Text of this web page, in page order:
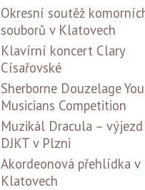
Okresní soutěž
souborů v Klatovech
Klavírní koncert Clary
Císařovské
Sherborne Douzelage
Musicians Competition
Muzikál Dracula –
DJKT v Plzni
Akordeonová přehlídka v
Klatovech